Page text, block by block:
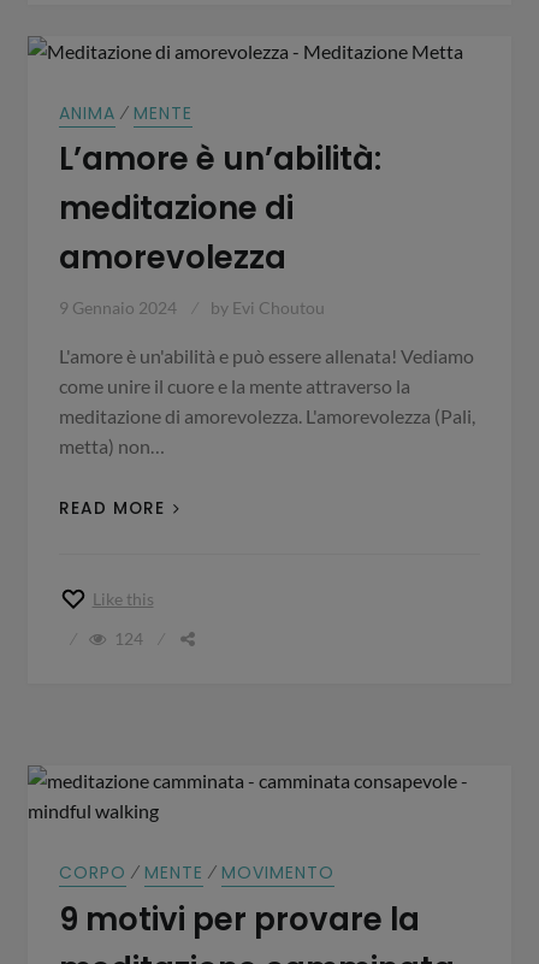
ANIMA ⁄ MENTE
L’amore è un’abilità:
meditazione di
amorevolezza
9 Gennaio 2024 by Evi Choutou
L'amore è un'abilità e può essere allenata! Vediamo
come unire il cuore e la mente attraverso la
meditazione di amorevolezza. L'amorevolezza (Pali,
metta) non…
READ MORE
Like this
124
CORPO ⁄ MENTE ⁄ MOVIMENTO
9 motivi per provare la